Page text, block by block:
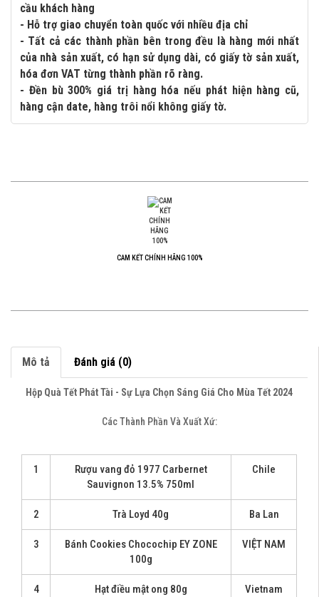
cầu khách hàng
- Hỗ trợ giao chuyển toàn quốc với nhiều địa chỉ
- Tất cả các thành phần bên trong đều là hàng mới nhất
của nhà sản xuất, có hạn sử dụng dài, có giấy tờ sản xuất,
hóa đơn VAT từng thành phần rõ ràng.
- Đền bù 300% giá trị hàng hóa nếu phát hiện hàng cũ,
hàng cận date, hàng trôi nổi không giấy tờ.
CAM KẾT CHÍNH HÃNG 100%
Mô tả Đánh giá (0)
Hộp Quà Tết Phát Tài - Sự Lựa Chọn Sáng Giá Cho Mùa Tết 2024
Các Thành Phần Và Xuất Xứ:
1
Rượu vang đỏ 1977 Carbernet
Sauvignon 13.5% 750ml
Chile
2 Trà Loyd 40g Ba Lan
3
Bánh Cookies Chocochip EY ZONE
100g
VIỆT NAM
4 Hạt điều mật ong 80g Vietnam